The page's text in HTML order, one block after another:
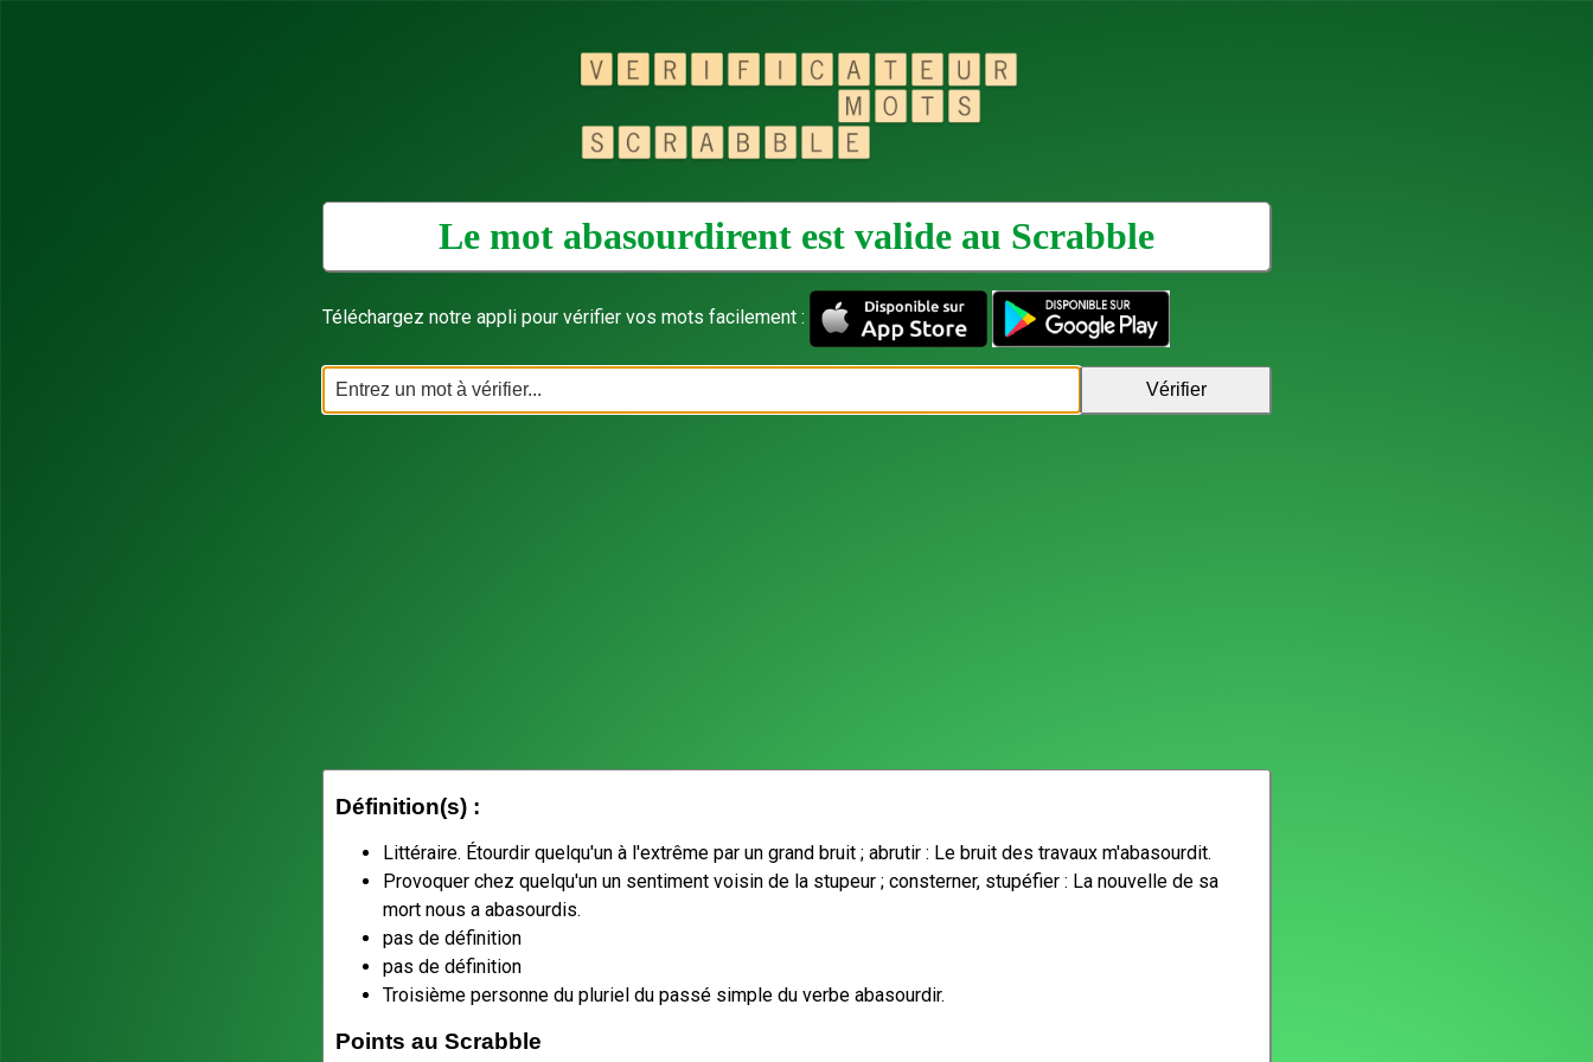
Le mot abasourdirent est valide au Scrabble
Téléchargez notre appli pour vérifier vos mots facilement :
Définition(s) :
Littéraire. Étourdir quelqu'un à l'extrême par un grand bruit ; abrutir : Le bruit des travaux m'abasourdit.
Provoquer chez quelqu'un un sentiment voisin de la stupeur ; consterner, stupéfier : La nouvelle de sa
mort nous a abasourdis.
pas de définition
pas de définition
Troisième personne du pluriel du passé simple du verbe abasourdir.
Points au Scrabble